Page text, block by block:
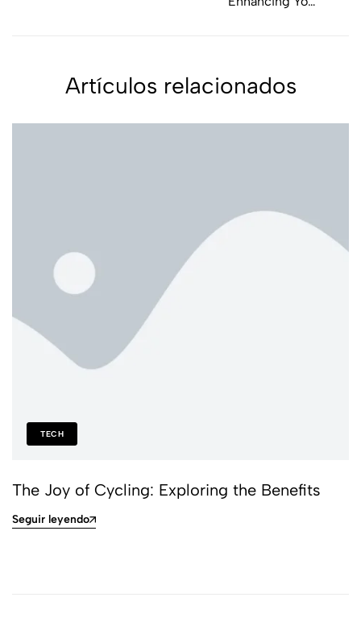
Artículos relacionados
TECH
The Joy of Cycling: Exploring the Benefits
Seguir leyendo